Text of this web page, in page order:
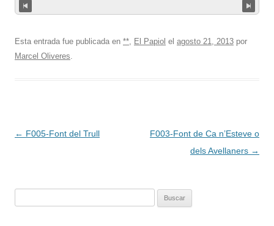
Esta entrada fue publicada en **, El Papiol el agosto 21, 2013 por
Marcel Oliveres.
Navegación
← F005-Font del Trull
F003-Font de Ca n’Esteve o
dels Avellaners →